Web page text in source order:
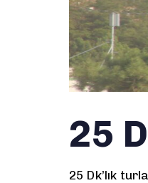
25
25 Dk’lık